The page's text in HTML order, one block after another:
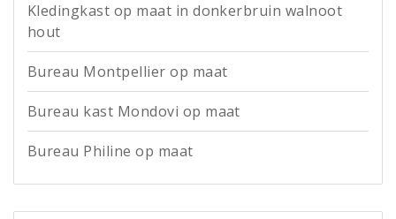
Kledingkast op maat in donkerbruin walnoot
hout
Bureau Montpellier op maat
Bureau kast Mondovi op maat
Bureau Philine op maat